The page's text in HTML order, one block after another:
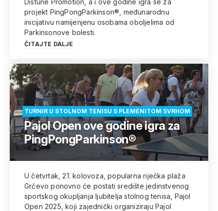
Distune Promotion, a i ove godine igra se za
projekt PingPongParkinson®, međunarodnu
inicijativu namijenjenu osobama oboljelima od
Parkinsonove bolesti.
ČITAJTE DALJE
TURNIR U STOLNOM TENISU S PLEMENITOM SVRHOM
Pajol Open ove godine igra za
PingPongParkinson®
U četvrtak, 21. kolovoza, popularna riječka plaža
Grčevo ponovno će postati središte jedinstvenog
sportskog okupljanja ljubitelja stolnog tenisa, Pajol
Open 2025, koji zajednički organiziraju Pajol